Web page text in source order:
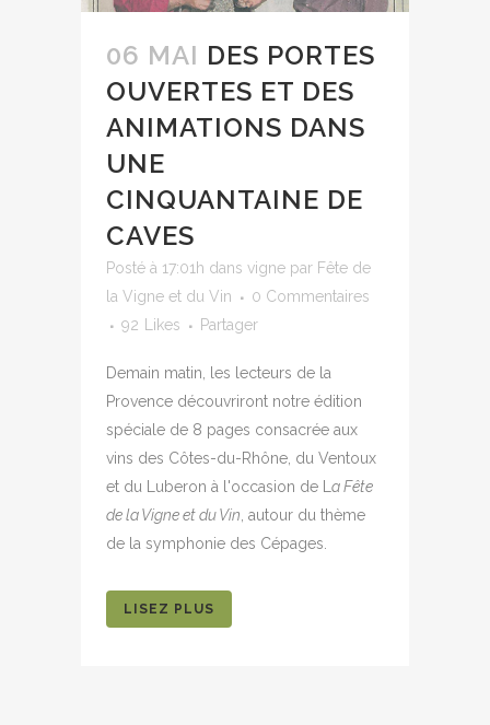
06 MAI DES PORTES
OUVERTES ET DES
ANIMATIONS DANS
UNE
CINQUANTAINE DE
CAVES
Posté à 17:01h dans vigne par Fête de
la Vigne et du Vin
0 Commentaires
92 Likes Partager
Demain matin, les lecteurs de la
Provence découvriront notre édition
spéciale de 8 pages consacrée aux
vins des Côtes-du-Rhône, du Ventoux
et du Luberon à l'occasion de La Fête
de la Vigne et du Vin, autour du thème
de la symphonie des Cépages.
LISEZ PLUS